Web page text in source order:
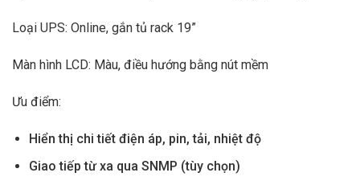
Loại UPS: Online, gắn tủ rack 19”
Màn hình LCD: Màu, điều hướng bằng nút mềm
Ưu điểm:
Hiển thị chi tiết điện áp, pin, tải, nhiệt độ
Giao tiếp từ xa qua SNMP (tùy chọn)